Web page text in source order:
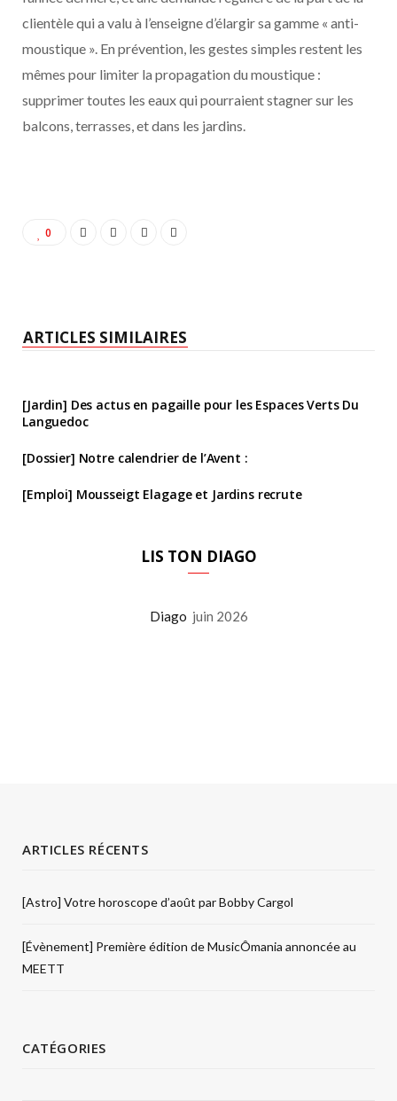
clientèle qui a valu à l’enseigne d’élargir sa gamme « anti-
moustique ». En prévention, les gestes simples restent les
mêmes pour limiter la propagation du moustique :
supprimer toutes les eaux qui pourraient stagner sur les
balcons, terrasses, et dans les jardins.
0
ARTICLES SIMILAIRES
[Jardin] Des actus en pagaille pour les Espaces Verts Du
Languedoc
[Dossier] Notre calendrier de l’Avent :
[Emploi] Mousseigt Elagage et Jardins recrute
LIS TON DIAGO
Diago juin 2026
ARTICLES RÉCENTS
[Astro] Votre horoscope d’août par Bobby Cargol
[Évènement] Première édition de MusicÔmania annoncée au
MEETT
CATÉGORIES